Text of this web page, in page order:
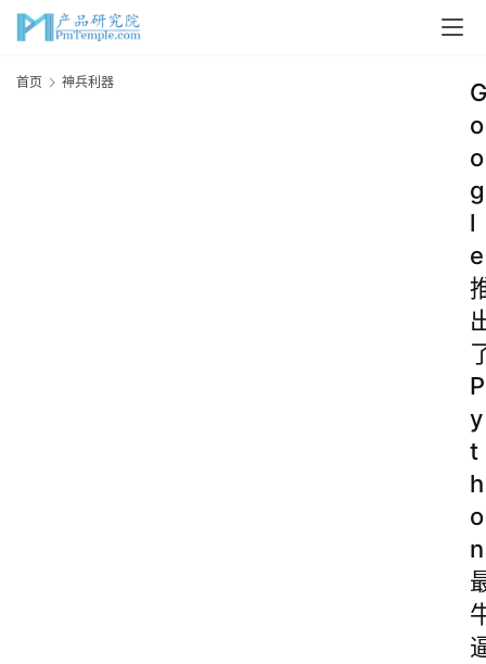
首页 神兵利器
G
o
o
g
l
e
P
y
t
h
o
n